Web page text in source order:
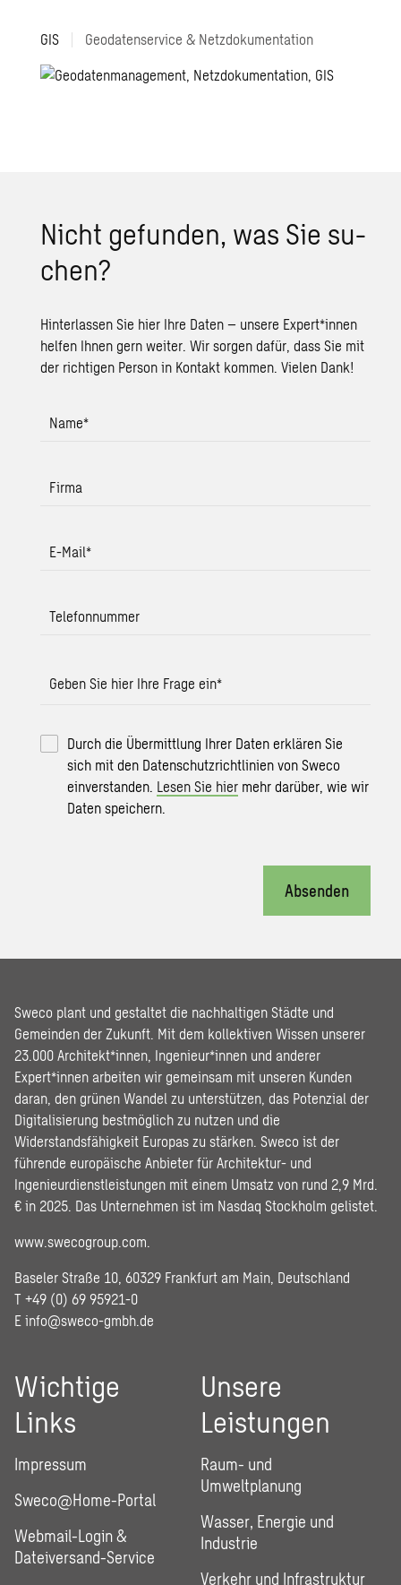
GIS Geodatenservice & Netzdokumentation
Nicht ge­fun­den, was Sie su­
chen?
Hinterlassen Sie hier Ihre Daten – unsere Expert*innen
helfen Ihnen gern weiter. Wir sorgen dafür, dass Sie mit
der richtigen Person in Kontakt kommen. Vielen Dank!
Name*
Firma
E-Mail*
Telefonnummer
Geben Sie hier Ihre Frage ein*
Durch die Übermittlung Ihrer Daten erklären Sie
sich mit den Datenschutzrichtlinien von Sweco
einverstanden. Lesen Sie hier mehr darüber, wie wir
Daten speichern.
Absenden
Sweco plant und gestaltet die nachhaltigen Städte und
Gemeinden der Zukunft. Mit dem kollektiven Wissen unserer
23.000 Architekt*innen, Ingenieur*innen und anderer
Expert*innen arbeiten wir gemeinsam mit unseren Kunden
daran, den grünen Wandel zu unterstützen, das Potenzial der
Digitalisierung bestmöglich zu nutzen und die
Widerstandsfähigkeit Europas zu stärken. Sweco ist der
führende europäische Anbieter für Architektur- und
Ingenieurdienstleistungen mit einem Umsatz von rund 2,9 Mrd.
€ in 2025. Das Unternehmen ist im Nasdaq Stockholm gelistet.
www.swecogroup.com
Baseler Straße 10, 60329 Frankfurt am Main, Deutschland
T +49 (0) 69 95921-0
E info@sweco-gmbh.de
Wichtige
Links
Impressum
Sweco@Home-Portal
Webmail-Login &
Dateiversand-Service
Unsere
Leistungen
Raum- und
Umweltplanung
Wasser, Energie und
Industrie
Verkehr und Infrastruktur